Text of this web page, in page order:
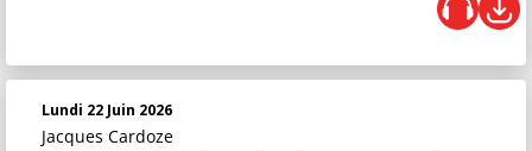
Lundi 22 Juin 2026
Jacques Cardoze